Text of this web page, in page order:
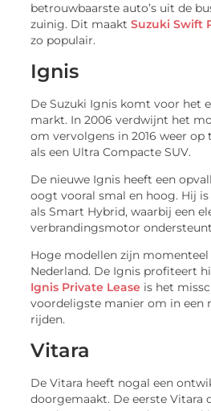
betrouwbaarste auto’s uit de
zuinig. Dit maaktSuzuki Swift
zo populair.
Ignis
De Suzuki Ignis komt voor het
markt. In 2006 verdwijnt het
om vervolgens in 2016 weer op
als een Ultra Compacte SUV.
De nieuwe Ignis heeft een
oogt vooral smal en hoog. Hij
als Smart Hybrid, waarbij een
verbrandingsmotor
Hoge modellen zijn
Nederland. De Ignis profiteert
Ignis Private Lease is het
voordeligste manier om in een
rijden.
Vitara
De Vitara heeft nogal een
doorgemaakt. De eerste Vitara